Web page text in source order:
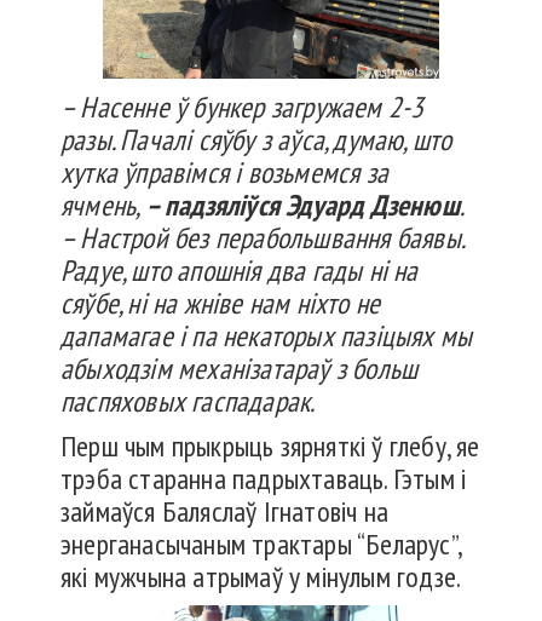
– Насенне ў бункер загружаем 2-3
разы. Пачалі сяўбу з аўса, думаю, што
хутка ўправімся і возьмемся за
ячмень, – падзяліўся Эдуард Дзенюш.
– Настрой без перабольшвання баявы.
Радуе, што апошнія два гады ні на
сяўбе, ні на жніве нам ніхто не
дапамагае і па некаторых пазіцыях мы
абыходзім механізатараў з больш
паспяховых гаспадарак.
Перш чым прыкрыць зярняткі ў глебу, яе
трэба старанна падрыхтаваць. Гэтым і
займаўся Баляслаў Ігнатовіч на
энерганасычаным трактары “Беларус”,
які мужчына атрымаў у мінулым годзе.